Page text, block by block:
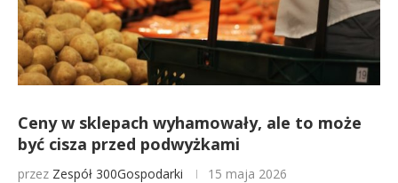
Ceny w sklepach wyhamowały, ale to może
być cisza przed podwyżkami
przez Zespół 300Gospodarki 15 maja 2026